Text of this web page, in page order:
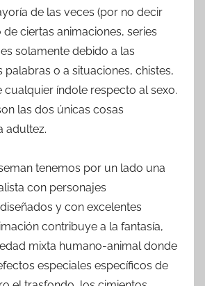
de las veces (por no decir
ciertas animaciones, series
solamente debido a las
palabras o a situaciones, chistes,
cualquier índole respecto al sexo.
las dos únicas cosas
adultez.
tenemos por un lado una
con personajes
y con excelentes
contribuye a la fantasía,
mixta humano-animal donde
especiales específicos de